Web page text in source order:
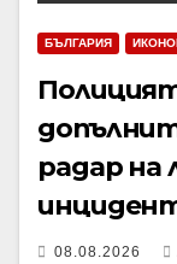
БЪЛГАРИЯ
радар
08.08.2026